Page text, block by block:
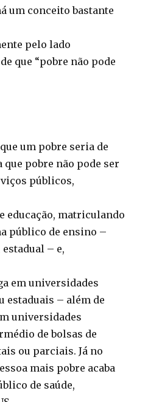
um conceito bastante
pelo lado
que “pobre não pode
um pobre seria de
que pobre não pode ser
públicos,
educação, matriculando
público de ensino –
– e,
em universidades
estaduais – além de
universidades
de bolsas de
ou parciais. Já no
mais pobre acaba
de saúde,